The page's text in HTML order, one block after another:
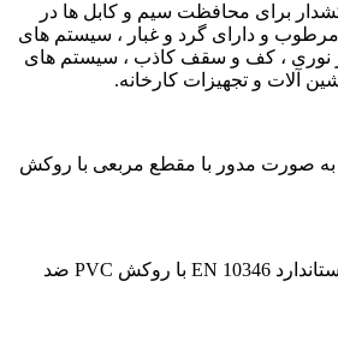
برای محافظت سیم و کابل ها در
مرطوب و دارای گرد و غبار ، سیستم های
نوری ، کف و سقف کاذب ، سیستم های
آلات و تجهیزات کارخانه.
به صورت مدور با مقطع مربعی با روکش
ورق گالوانیزه مطابق با استاندارد EN 10346 با روکش PVC ضد